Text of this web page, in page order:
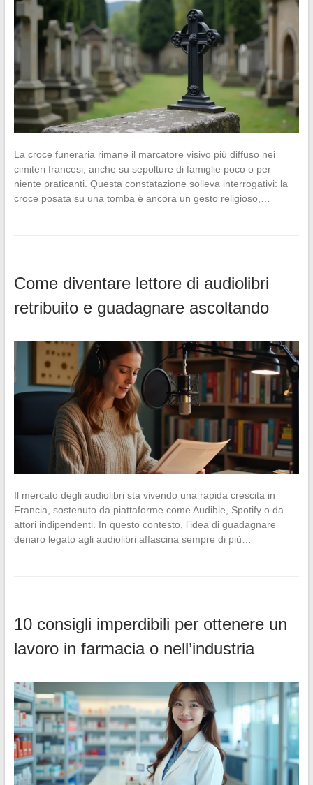
La croce funeraria rimane il marcatore visivo più diffuso nei
cimiteri francesi, anche su sepolture di famiglie poco o per
niente praticanti. Questa constatazione solleva interrogativi: la
croce posata su una tomba è ancora un gesto religioso,…
Come diventare lettore di audiolibri
retribuito e guadagnare ascoltando
Il mercato degli audiolibri sta vivendo una rapida crescita in
Francia, sostenuto da piattaforme come Audible, Spotify o da
attori indipendenti. In questo contesto, l’idea di guadagnare
denaro legato agli audiolibri affascina sempre di più…
10 consigli imperdibili per ottenere un
lavoro in farmacia o nell’industria